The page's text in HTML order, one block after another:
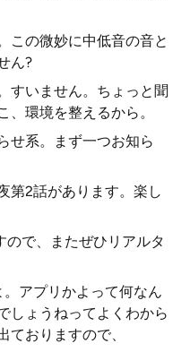
この微妙に中低音の音と
ん?
すいません。ちょっと聞
、環境を整えるから。
せ系。まず一つお知ら
第2話があります。楽し
で、またぜひリアルタ
アプリかよって何なん
しょうねってよくわから
ておりますので、